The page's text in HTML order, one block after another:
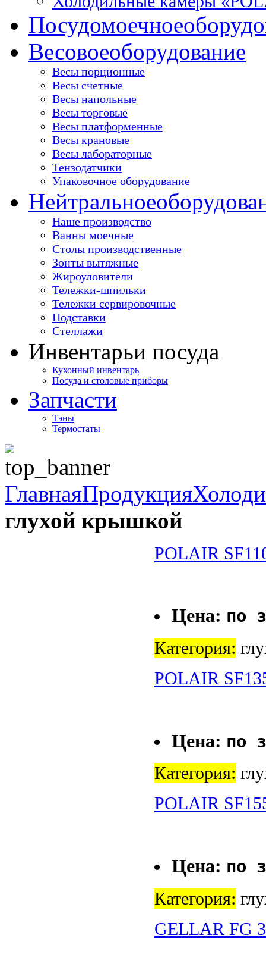
Посудомоечное
Весовоеоборудование
Весы порционные
Весы счетные
Весы напольные
Весы торговые
Весы платформенные
Весы крановые
Весы лабораторные
Тензодатчики
Упаковочное оборудование
Нейтральное
Наше производство
Ванны моечные
Столы производственные
Зонты вытяжные
Жироуловители
Тележки-шпильки
Тележки сервировочные
Подставки
Стеллажи
Инвентарьи посуда
Кухонный инвентарь
Посуда и столовые приборы
Запчасти
Тэны
Термостаты
ГлавнаяПродукция
глухой крышкой
POLAIR
Цена: по
Категория:
POLAIR
Цена: по
Категория:
POLAIR
Цена: по
Категория:
GELLAR FG